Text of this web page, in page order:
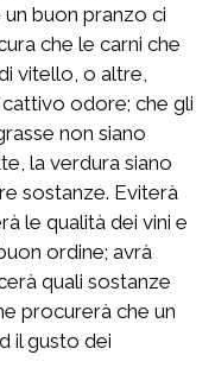
buon pranzo ci
che le carni che
vitello, o altre,
cattivo odore; che gli
non siano
la verdura siano
sostanze. Eviterà
le qualità dei vini e
ordine; avrà
quali sostanze
procurerà che un
il gusto dei